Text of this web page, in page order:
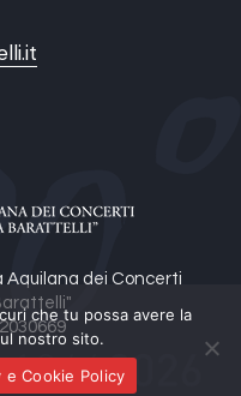
Aquilana dei Concerti
che tu possa avere la
nostro sito.
e Cookie Policy